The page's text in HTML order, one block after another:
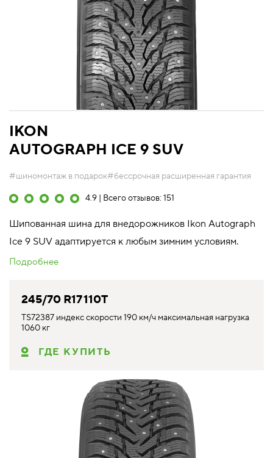
IKON
AUTOGRAPH ICE 9 SUV
#шиномонтаж в подарок#бессрочная расширенная гарантия
4.9 | Всего отзывов: 151
Шипованная шина для внедорожников Ikon Autograph
Ice 9 SUV адаптируется к любым зимним условиям.
Подробнее
245/70 R17 110T
TS72387 индекс скорости 190 км/ч максимальная нагрузка
1060 кг
ГДЕ КУПИТЬ